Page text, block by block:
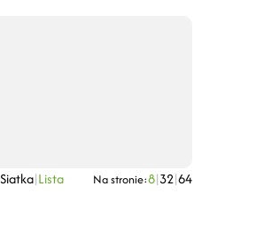
Siatka|Lista Na stronie:8|32|64